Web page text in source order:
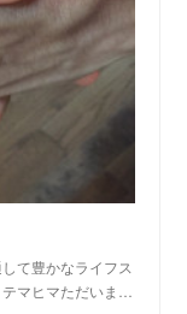
て豊かなライフス
マヒマただいま…